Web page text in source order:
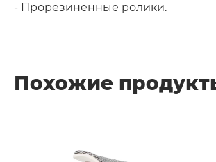
- Прорезиненные ролики.
Похожие